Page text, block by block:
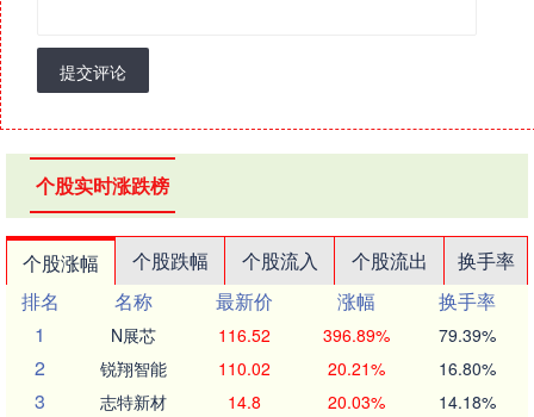
提交评论
个股实时涨跌榜
个股涨幅 个股跌幅 个股流入 个股流出
换手率
排名
名称 最新价 涨幅
换手率
1
N展芯 116.52 396.89% 79.39%
2 锐翔智能 110.02 20.21% 16.80%
3 志特新材 14.8 20.03% 14.18%